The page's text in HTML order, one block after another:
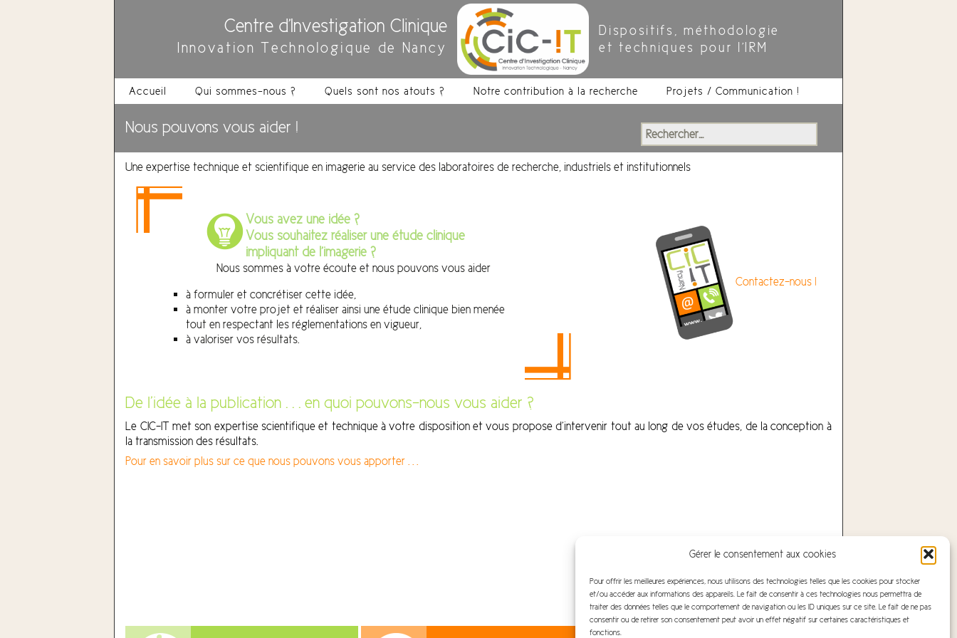
Gérer le consentement aux cookies
Pour offrir les meilleures expériences, nous utilisons des technologies telles que les cookies pour stocker
et/ou accéder aux informations des appareils. Le fait de consentir à ces technologies nous permettra de
traiter des données telles que le comportement de navigation ou les ID uniques sur ce site. Le fait de ne pas
consentir ou de retirer son consentement peut avoir un effet négatif sur certaines caractéristiques et
fonctions.
Centre d'Investigation Clinique
Innovation Technologique de Nancy
Dispositifs, méthodologie
et techniques pour l'IRM
Accueil Qui sommes-nous ? Quels sont nos atouts ? Notre contribution à la recherche Projets / Communication !
Nous pouvons vous aider ! Rechercher :
Une expertise technique et scientifique en imagerie au service des laboratoires de recherche, industriels et institutionnels
Vous avez une idée ?
Vous souhaitez réaliser une étude clinique
impliquant de l’imagerie ?
Nous sommes à votre écoute et nous pouvons vous aider
à formuler et concrétiser cette idée,
à monter votre projet et réaliser ainsi une étude clinique bien menée
tout en respectant les réglementations en vigueur,
à valoriser vos résultats.
Contactez-nous !
De l’idée à la publication . . . en quoi pouvons-nous vous aider ?
Le CIC-IT met son expertise scientifique et technique à votre disposition et vous propose d’intervenir tout au long de vos études, de la conception à
la transmission des résultats.
Pour en savoir plus sur ce que nous pouvons vous apporter . . .